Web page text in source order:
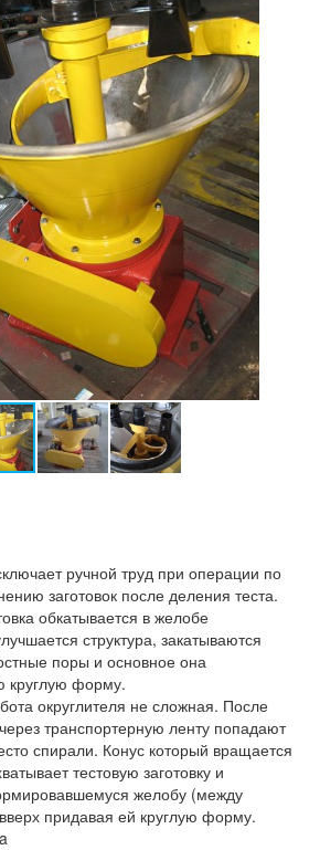
ручной труд при операции по
заготовок после деления теста.
обкатывается в желобе
структура, закатываются
поры и основное она
круглую форму.
округлителя не сложная. После
транспортерную ленту попадают
спирали. Конус который вращается
тестовую заготовку и
желобу (между
придавая ей круглую форму.